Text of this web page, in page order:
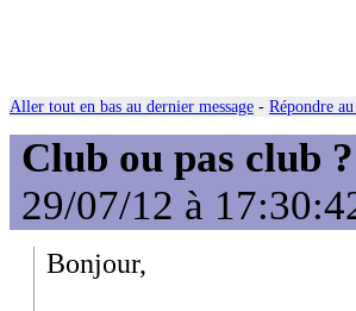
Aller tout en bas au dernier message - Répondre au
Club ou pas club ?
29/07/12 à
Bonjour,